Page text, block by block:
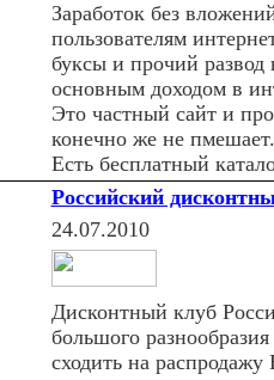
Заработок без
пользователям
буксы и прочий развод
основным доходом в
Это частный сайт и
конечно же не пмешает.
Есть бесплатный
Российский
24.07.2010
Дисконтный клуб
большого
сходить на